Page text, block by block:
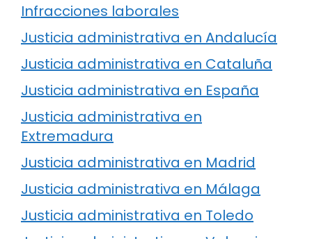
Infracciones laborales
Justicia administrativa en Andalucía
Justicia administrativa en Cataluña
Justicia administrativa en España
Justicia administrativa en
Extremadura
Justicia administrativa en Madrid
Justicia administrativa en Málaga
Justicia administrativa en Toledo